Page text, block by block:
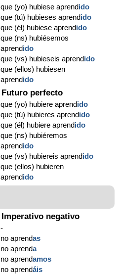
que (yo) hubiese aprendido
que (tú) hubieses aprendido
que (él) hubiese aprendido
que (ns) hubiésemos
aprendido
que (vs) hubieseis aprendido
que (ellos) hubiesen
aprendido
Futuro perfecto
que (yo) hubiere aprendido
que (tú) hubieres aprendido
que (él) hubiere aprendido
que (ns) hubiéremos
aprendido
que (vs) hubiereis aprendido
que (ellos) hubieren
aprendido
Imperativo negativo
-
no aprendas
no aprenda
no aprendamos
no aprendáis